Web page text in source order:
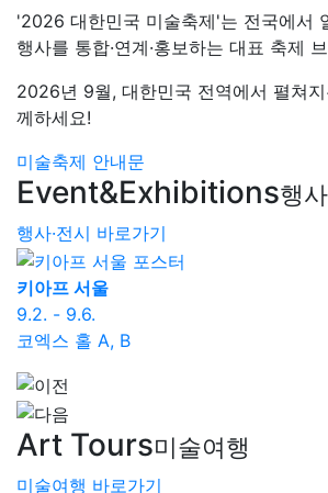
'2026 대한민국 미술축제'는 전국에서
행사를 통합·연계·홍보하는 대표 축제
2026년 9월, 대한민국 전역에서 펼쳐
께하세요!
미술축제 안내문
Event&Exhibitions행
행사·전시 바로가기
키아프 서울
9.2. - 9.6.
코엑스 홀 A, B
Art Tours미술여행
미술여행 바로가기